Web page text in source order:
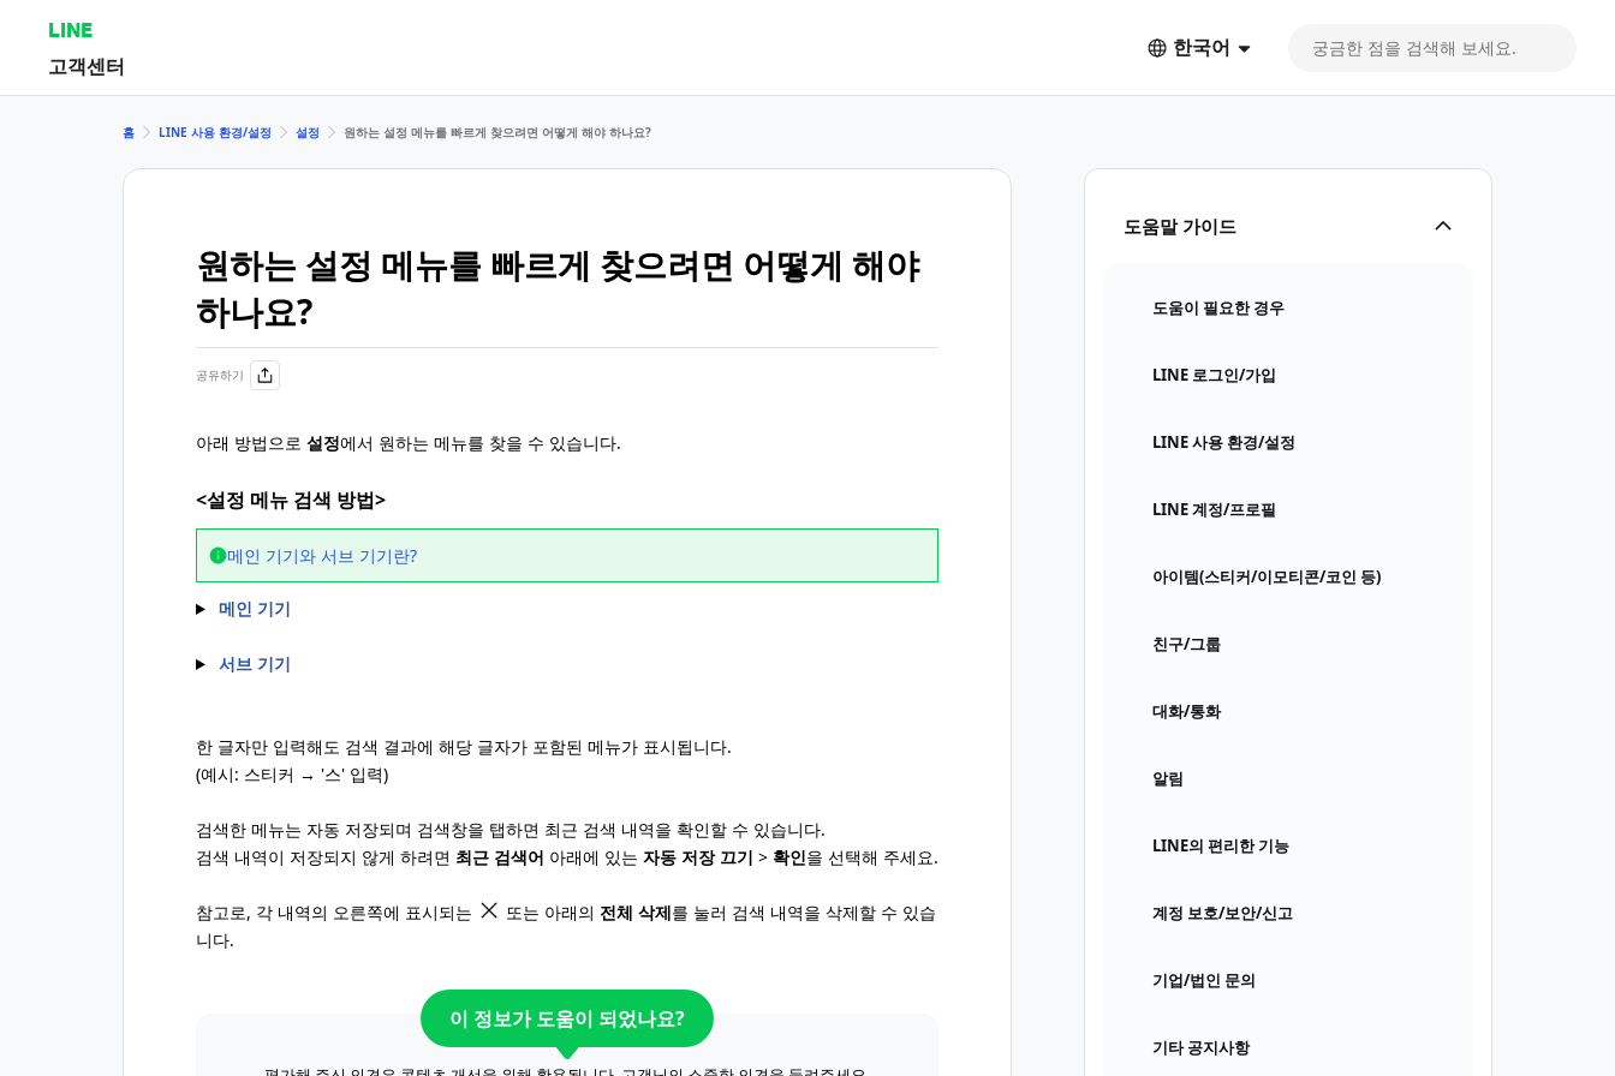
LINE
고객센터
한국어
도움말 가이드
도움이 필요한 경우
LINE 로그인/가입
LINE 사용 환경/설정
LINE 계정/프로필
아이템(스티커/이모티콘/코인 등)
친구/그룹
대화/통화
알림
LINE의 편리한 기능
계정 보호/보안/신고
기업/법인 문의
기타 공지사항
홈 LINE 사용 환경/설정 설정 원하는 설정 메뉴를 빠르게 찾으려면 어떻게 해야 하나요?
원하는 설정 메뉴를 빠르게 찾으려면 어떻게 해야
하나요?
공유하기
아래 방법으로 설정에서 원하는 메뉴를 찾을 수 있습니다.
<설정 메뉴 검색 방법>
메인 기기와 서브 기기란?
메인 기기
서브 기기
한 글자만 입력해도 검색 결과에 해당 글자가 포함된 메뉴가 표시됩니다.
(예시: 스티커 → '스' 입력)
검색한 메뉴는 자동 저장되며 검색창을 탭하면 최근 검색 내역을 확인할 수 있습니다.
검색 내역이 저장되지 않게 하려면 최근 검색어 아래에 있는 자동 저장 끄기 > 확인을 선택해 주세요.
참고로, 각 내역의 오른쪽에 표시되는 또는 아래의 전체 삭제를 눌러 검색 내역을 삭제할 수 있습
니다.
이 정보가 도움이 되었나요?